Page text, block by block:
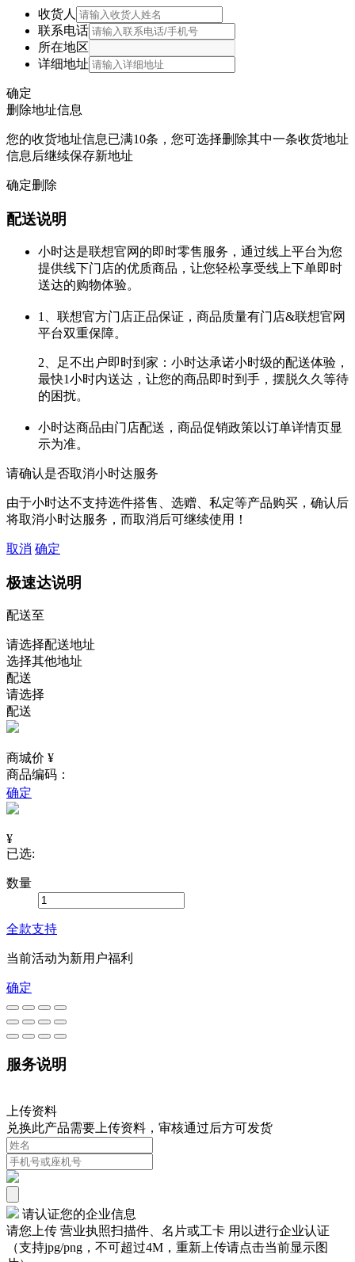
收货人
联系电话
所在地区
详细地址
确定
删除地址信息
您的收货地址信息已满10条，您可选择删除其中一条收货地址
信息后继续保存新地址
确定删除
配送说明
小时达是联想官网的即时零售服务，通过线上平台为您
提供线下门店的优质商品，让您轻松享受线上下单即时
送达的购物体验。
1、联想官方门店正品保证，商品质量有门店&联想官网
平台双重保障。
2、足不出户即时到家：小时达承诺小时级的配送体验，
最快1小时内送达，让您的商品即时到手，摆脱久久等待
的困扰。
小时达商品由门店配送，商品促销政策以订单详情页显
示为准。
请确认是否取消小时达服务
由于小时达不支持选件搭售、选赠、私定等产品购买，确认后
将取消小时达服务，而取消后可继续使用！
取消 确定
极速达说明
配送至
请选择配送地址
选择其他地址
配送
请选择
配送
商城价 ¥
商品编码：
确定
¥
已选:
数量
全款支持
当前活动为新用户福利
确定
服务说明
上传资料
兑换此产品需要上传资料，审核通过后方可发货
请认证您的企业信息
请您上传 营业执照扫描件、名片或工卡 用以进行企业认证
（支持jpg/png，不可超过4M，重新上传请点击当前显示图